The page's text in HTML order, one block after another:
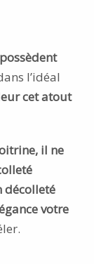
l’idéal
cet atout
il ne
décolleté
votre